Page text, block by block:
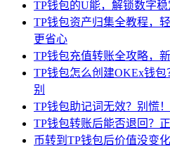
TP钱包的U能，解锁数字
TP钱包资产归集全教程，
更省心
TP钱包充值转账全攻略，
TP钱包怎么创建OKEx钱
别
TP钱包助记词无效？别慌
TP钱包转账后能否退回？
币转到TP钱包后价值没变